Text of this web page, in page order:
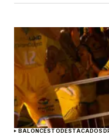
BALONCESTODESTACADOS